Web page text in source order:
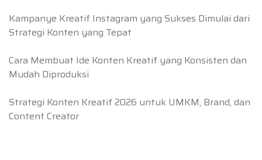
Kampanye Kreatif Instagram yang Sukses Dimulai dari
Strategi Konten yang Tepat
Cara Membuat Ide Konten Kreatif yang Konsisten dan
Mudah Diproduksi
Strategi Konten Kreatif 2026 untuk UMKM, Brand, dan
Content Creator